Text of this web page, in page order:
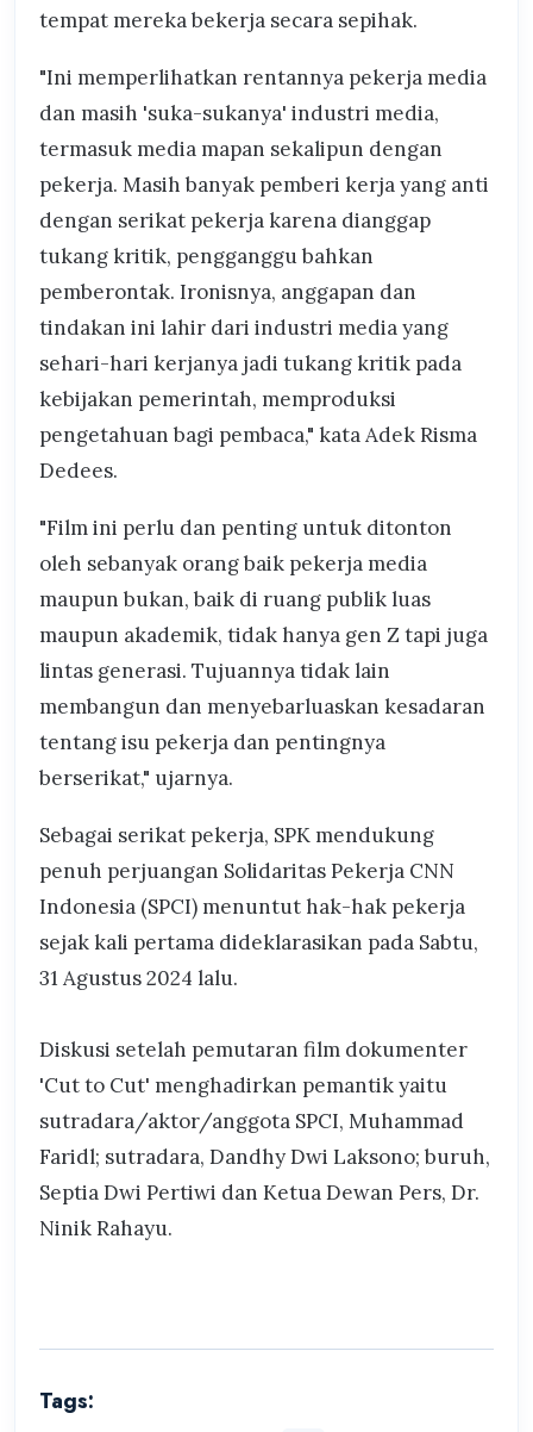
tempat mereka bekerja secara sepihak.
"Ini memperlihatkan rentannya pekerja media
dan masih 'suka-sukanya' industri media,
termasuk media mapan sekalipun dengan
pekerja. Masih banyak pemberi kerja yang anti
dengan serikat pekerja karena dianggap
tukang kritik, pengganggu bahkan
pemberontak. Ironisnya, anggapan dan
tindakan ini lahir dari industri media yang
sehari-hari kerjanya jadi tukang kritik pada
kebijakan pemerintah, memproduksi
pengetahuan bagi pembaca," kata Adek Risma
Dedees.
"Film ini perlu dan penting untuk ditonton
oleh sebanyak orang baik pekerja media
maupun bukan, baik di ruang publik luas
maupun akademik, tidak hanya gen Z tapi juga
lintas generasi. Tujuannya tidak lain
membangun dan menyebarluaskan kesadaran
tentang isu pekerja dan pentingnya
berserikat," ujarnya.
Sebagai serikat pekerja, SPK mendukung
penuh perjuangan Solidaritas Pekerja CNN
Indonesia (SPCI) menuntut hak-hak pekerja
sejak kali pertama dideklarasikan pada Sabtu,
31 Agustus 2024 lalu.
Diskusi setelah pemutaran film dokumenter
'Cut to Cut' menghadirkan pemantik yaitu
sutradara/aktor/anggota SPCI, Muhammad
Faridl; sutradara, Dandhy Dwi Laksono; buruh,
Septia Dwi Pertiwi dan Ketua Dewan Pers, Dr.
Ninik Rahayu.
Tags: